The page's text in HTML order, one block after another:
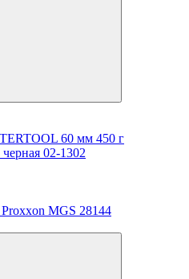
60 мм 450 г
черная 02-1302